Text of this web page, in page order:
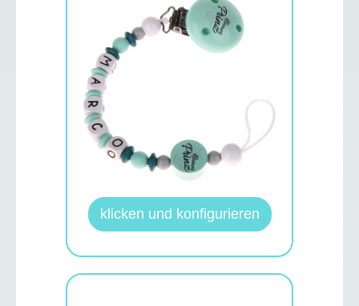
klicken und konfigurieren